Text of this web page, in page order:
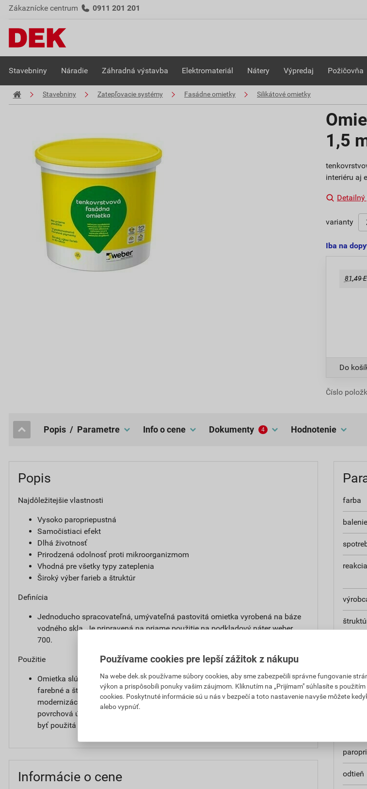
Zákaznícke centrum 0911 201 201
Stavebniny Náradie Záhradná výstavba Elektromateriál Nátery Výpredaj Požičovňa
Stavebniny Zatepľovacie systémy Fasádne omietky Silikátové omietky
1,5
interiéru aj
varianty
Iba na
81,49
Do
Číslo
popis / Parametre Info o cene dokumenty 4 hodnotenie
Popis
Najdôležitejšie vlastnosti
Vysoko paropriepustná
Samočistiaci efekt
Dlhá životnosť
Prirodzená odolnosť proti mikroorganizmom
Vhodná pre všetky typy zateplenia
Široký výber farieb a štruktúr
Definícia
Jednoducho spracovateľná, umývateľná pastovitá omietka vyrobená na báze
vodného skla. Je pripravená na priame použitie na podkladový náter weber
700.
Použitie
Omietka slúži na ochranu stavby pred poveternostnými vplyvmi. Vhodná na
farebné a štrukturálne stvárnenie nových fasád alebo pri rekonštrukciách,
modernizáciách a renováciách na jadrovej omietke. Je tiež určená ako konečná
povrchová úprava vonkajších tepelnoizolačných kontaktných systémov. Môže
byť použitá do exteriéru aj interiéru.
Informácie o cene
farba
balenie
odtieň
Používame cookies pre lepší zážitok z nákupu
Na webe dek.sk používame súbory cookies, aby sme zabezpečili správne fungovanie
výkon a prispôsobili ponuky vašim záujmom. Kliknutím na „Prijímam" súhlasíte s
cookies. Poskytnuté informácie sú u nás v bezpečí a toto nastavenie navyše môžete
alebo vypnúť.